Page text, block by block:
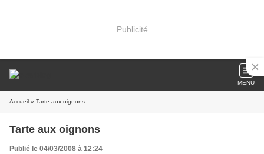
Publicité
MENU
Accueil » Tarte aux oignons
Tarte aux oignons
Publié le 04/03/2008 à 12:24